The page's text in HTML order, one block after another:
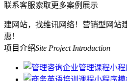
联系客服索取更多案例展示
建网站，找维讯网络！营销型网站
惠！
项目介绍Site Project Introduction